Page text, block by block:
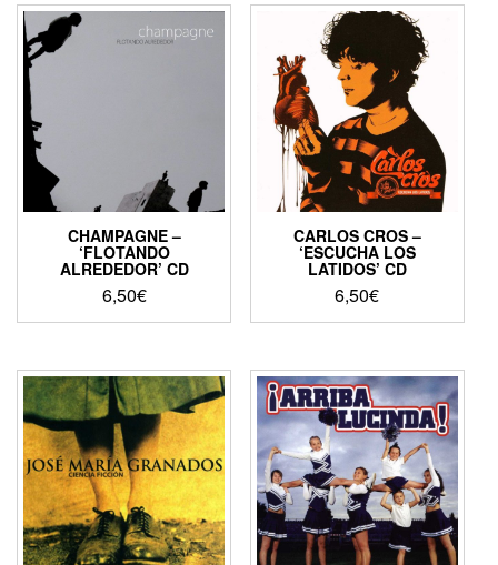
CHAMPAGNE –
‘FLOTANDO
ALREDEDOR’ CD
6,50€
CARLOS CROS –
‘ESCUCHA LOS
LATIDOS’ CD
6,50€